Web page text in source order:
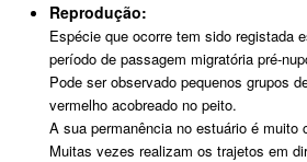
Reprodução:
Espécie que ocorre tem sido registada
período de passagem migratória pré-
Pode ser observado pequenos grupos
vermelho acobreado no peito.
A sua permanência no estuário é muito
Muitas vezes realizam os trajetos em